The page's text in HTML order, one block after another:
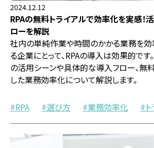
2024.12.12
RPAの無料トライアルで効率化を実感！
ローを解説
社内の単純作業や時間のかかる業務を効
る企業にとって、RPAの導入は効果的です
の活用シーンや具体的な導入フロー、無
した業務効率化について解説します。
RPA 選び方 業務効率化